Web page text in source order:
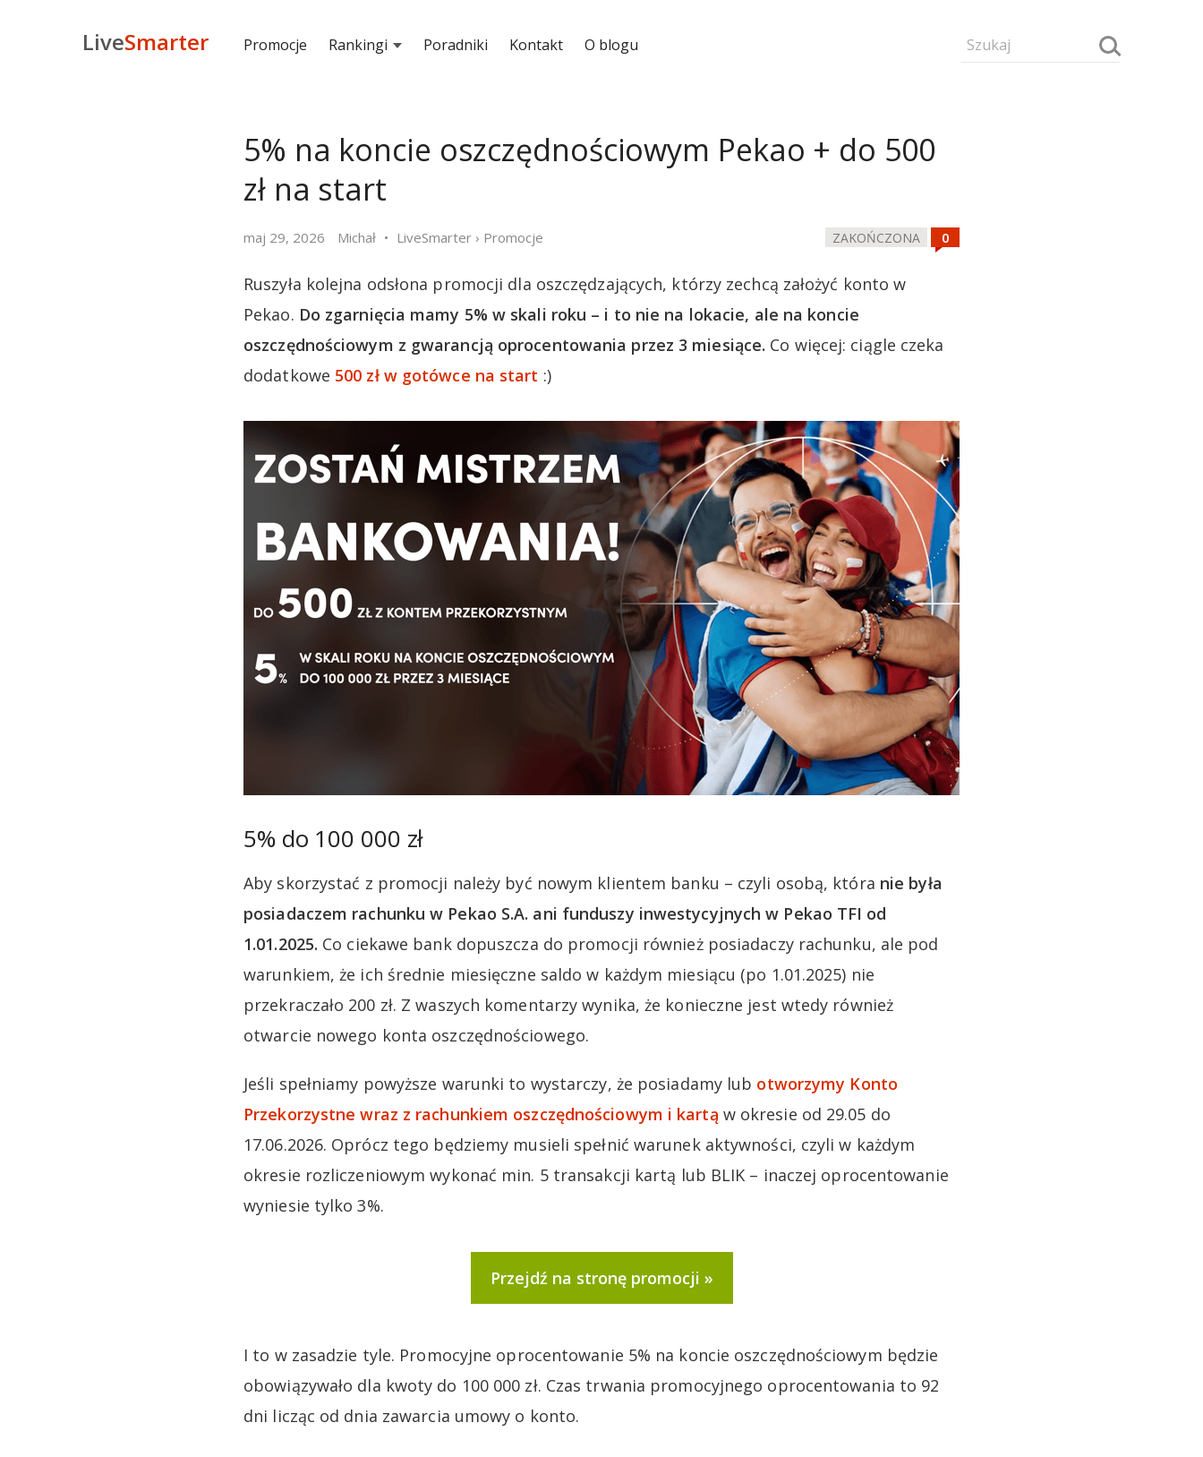
LiveSmarter Promocje Rankingi Poradniki Kontakt O blogu
5% na koncie oszczędnościowym Pekao + do 500
zł na start
maj 29, 2026 Michał LiveSmarter › Promocje ZAKOŃCZONA
Ruszyła kolejna odsłona promocji dla oszczędzających, którzy zechcą założyć konto w
Pekao. Do zgarnięcia mamy 5% w skali roku – i to nie na lokacie, ale na koncie
oszczędnościowym z gwarancją oprocentowania przez 3 miesiące. Co więcej: ciągle czeka
dodatkowe 500 zł w gotówce na start :)
5% do 100 000 zł
Aby skorzystać z promocji należy być nowym klientem banku – czyli osobą, która nie była
posiadaczem rachunku w Pekao S.A. ani funduszy inwestycyjnych w Pekao TFI od
1.01.2025. Co ciekawe bank dopuszcza do promocji również posiadaczy rachunku, ale pod
warunkiem, że ich średnie miesięczne saldo w każdym miesiącu (po 1.01.2025) nie
przekraczało 200 zł. Z waszych komentarzy wynika, że konieczne jest wtedy również
otwarcie nowego konta oszczędnościowego.
Jeśli spełniamy powyższe warunki to wystarczy, że posiadamy lub otworzymy Konto
Przekorzystne wraz z rachunkiem oszczędnościowym i kartą w okresie od 29.05 do
17.06.2026. Oprócz tego będziemy musieli spełnić warunek aktywności, czyli w każdym
okresie rozliczeniowym wykonać min. 5 transakcji kartą lub BLIK – inaczej oprocentowanie
wyniesie tylko 3%.
Przejdź na stronę promocji
I to w zasadzie tyle. Promocyjne oprocentowanie 5% na koncie oszczędnościowym będzie
obowiązywało dla kwoty do 100 000 zł. Czas trwania promocyjnego oprocentowania to 92
dni licząc od dnia zawarcia umowy o konto.